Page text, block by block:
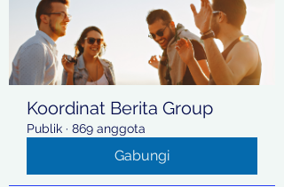
Koordinat Berita Group
Publik · 869 anggota
Gabungi